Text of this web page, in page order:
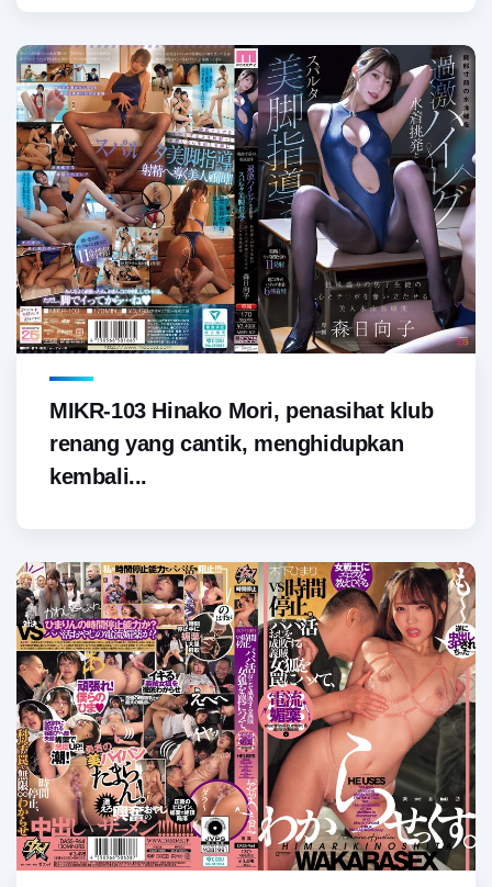
MIKR-103 Hinako Mori, penasihat klub
renang yang cantik, menghidupkan
kembali...